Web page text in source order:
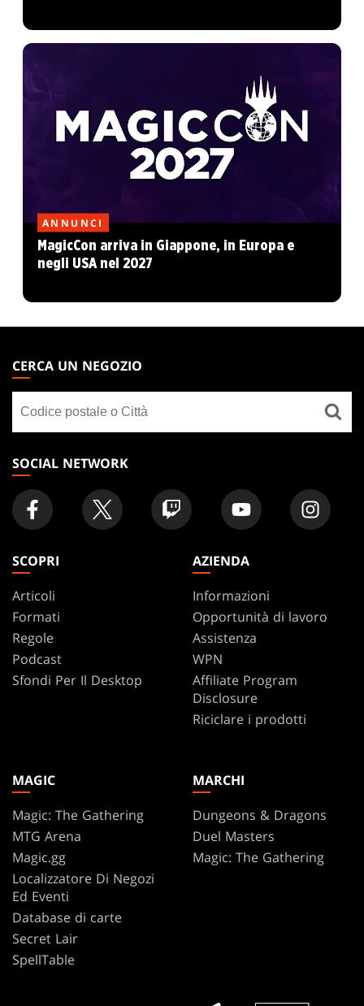
ANNUNCI
MagicCon arriva in Giappone, in Europa e
negli USA nel 2027
THE
GATHERING
FOOTER
CERCA UN NEGOZIO
un
negozio
SOCIAL NETWORK
SCOPRI
Articoli
Formati
Regole
Podcast
Sfondi Per Il Desktop
AZIENDA
Informazioni
Opportunità di lavoro
Assistenza
WPN
Affiliate Program
Disclosure
Riciclare i prodotti
MAGIC
Magic: The Gathering
MTG Arena
Magic.gg
Localizzatore Di Negozi
Ed Eventi
Database di carte
Secret Lair
SpellTable
MARCHI
Dungeons & Dragons
Duel Masters
Magic: The Gathering